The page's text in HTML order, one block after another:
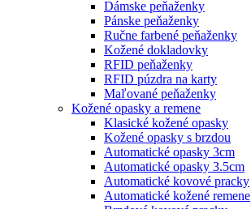
Dámske peňaženky
Pánske peňaženky
Ručne farbené peňaženky
Kožené dokladovky
RFID peňaženky
RFID púzdra na karty
Maľované peňaženky
Kožené opasky a remene
Klasické kožené opasky
Kožené opasky s brzdou
Automatické opasky 3cm
Automatické opasky 3.5cm
Automatické kovové pracky
Automatické kožené remene